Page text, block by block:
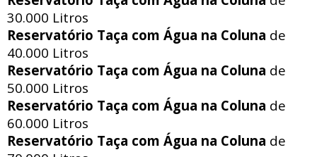
30.000 Litros
Reservatório Taça com Água na Coluna de
40.000 Litros
Reservatório Taça com Água na Coluna de
50.000 Litros
Reservatório Taça com Água na Coluna de
60.000 Litros
Reservatório Taça com Água na Coluna de